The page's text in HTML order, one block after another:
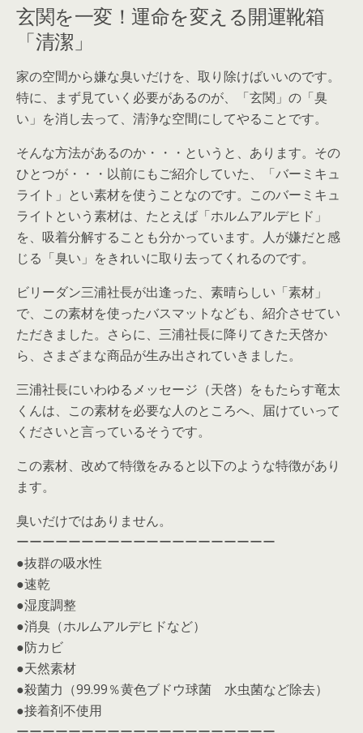
玄関を一変！運命を変える開運靴箱
「清潔」
家の空間から嫌な臭いだけを、取り除けばいいのです。
特に、まず見ていく必要があるのが、「玄関」の「臭
い」を消し去って、清浄な空間にしてやることです。
そんな方法があるのか・・・というと、あります。その
ひとつが・・・以前にもご紹介していた、「バーミキュ
ライト」とい素材を使うことなのです。このバーミキュ
ライトという素材は、たとえば「ホルムアルデヒド」
を、吸着分解することも分かっています。人が嫌だと感
じる「臭い」をきれいに取り去ってくれるのです。
ビリーダン三浦社長が出逢った、素晴らしい「素材」
で、この素材を使ったバスマットなども、紹介させてい
ただきました。さらに、三浦社長に降りてきた天啓か
ら、さまざまな商品が生み出されていきました。
三浦社長にいわゆるメッセージ（天啓）をもたらす竜太
くんは、この素材を必要な人のところへ、届けていって
くださいと言っているそうです。
この素材、改めて特徴をみると以下のような特徴があり
ます。
臭いだけではありません。
ーーーーーーーーーーーーーーーーーーーー
●抜群の吸水性
●速乾
●湿度調整
●消臭（ホルムアルデヒドなど）
●防カビ
●天然素材
●殺菌力（99.99％黄色ブドウ球菌 水虫菌など除去）
●接着剤不使用